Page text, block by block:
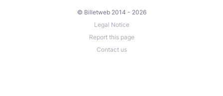
© Billetweb 2014 - 2026
Legal Notice
Report this page
Contact us